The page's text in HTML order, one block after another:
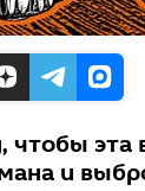
чтобы эта
и